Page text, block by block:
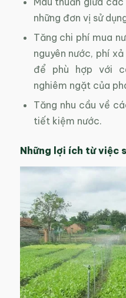
những đơn vị sử
Tăng chi phí mua
nguyên nước, phí
để phù hợp với
nghiêm ngặt của
Tăng nhu cầu về
tiết kiệm nước.
Những lợi ích từ việc